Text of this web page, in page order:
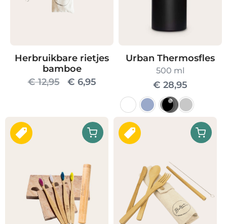
Herbruikbare rietjes
bamboe
€12,95
Oorspronkelijke
€ 12,95.
€ 6,95Huidige
€ 6,95.
Urban Thermosfles
500 ml
€ 28,95
product
meerdere
variaties.
Deze
optie
kan